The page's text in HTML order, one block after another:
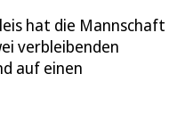
hat die Mannschaft
verbleibenden
auf einen